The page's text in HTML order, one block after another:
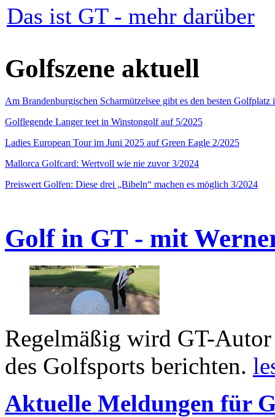
Das ist GT - mehr darüber
Golfszene aktuell
Am Brandenburgischen Scharmützelsee gibt es den besten
Golflegende Langer teet in Winstongolf auf 5/2025
Ladies European Tour im Juni 2025 auf Green Eagle 2/2025
Mallorca Golfcard: Wertvoll wie nie zuvor 3/2024
Preiswert Golfen: Diese drei „Bibeln“ machen es möglich 3/2024
Golf in GT - mit
Regelmäßig wird GT-
des Golfsports berichten.
Aktuelle Meldungen für